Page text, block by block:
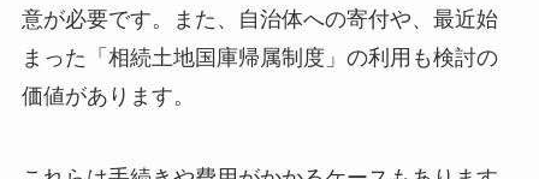
意が必要です。また、自治体への寄付や、最近始
まった「相続土地国庫帰属制度」の利用も検討の
価値があります。